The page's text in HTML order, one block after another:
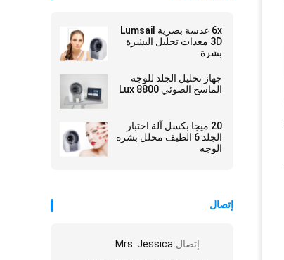
6x عدسة بصرية Lumsail
3D معدات تحليل البشرة
بشرة
جهاز تحليل الجلد للوجه
الماسح الضوئي 8800 Lux
20 ميجا بكسل آلة اختبار
الجلد 6 الطيف محلل بشرة
الوجه
إتصال
إتصال:Mrs. Jessica